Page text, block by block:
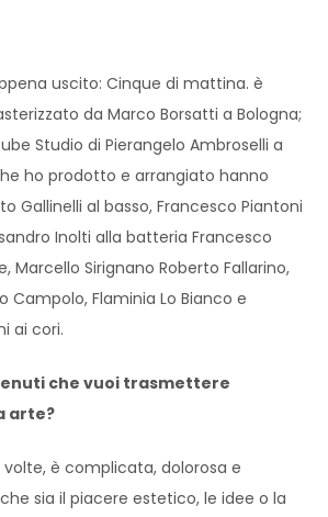
uscito: Cinque di mattina. è
da Marco Borsatti a Bologna;
Studio di Pierangelo Ambroselli a
ho prodotto e arrangiato hanno
Gallinelli al basso, Francesco Piantoni
Inolti alla batteria Francesco
Marcello Sirignano Roberto Fallarino,
Campolo, Flaminia Lo Bianco e
ai cori.
che vuoi trasmettere
arte?
volte, è complicata, dolorosa e
sia il piacere estetico, le idee o la